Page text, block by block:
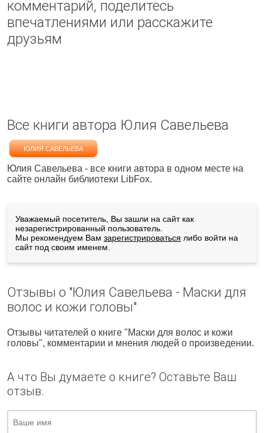
комментарий, поделитесь
впечатлениями или расскажите
друзьям
Все книги автора Юлия Савельева
ЮЛИЯ САВЕЛЬЕВА
Юлия Савельева - все книги автора в одном месте на
сайте онлайн библиотеки LibFox.
Уважаемый посетитель, Вы зашли на сайт как
незарегистрированный пользователь.
Мы рекомендуем Вам зарегистрироваться либо войти на
сайт под своим именем.
Отзывы о "Юлия Савельева - Маски для
волос и кожи головы"
Отзывы читателей о книге "Маски для волос и кожи
головы", комментарии и мнения людей о произведении.
А что Вы думаете о книге? Оставьте Ваш
отзыв.